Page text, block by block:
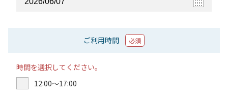
ご利用時間 必須
時間を選択してください。
12:00〜17:00